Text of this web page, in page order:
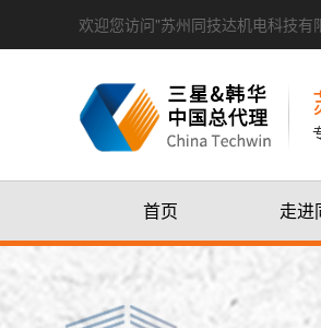
欢迎您访问"苏州同技达机电科技有
首页 走进